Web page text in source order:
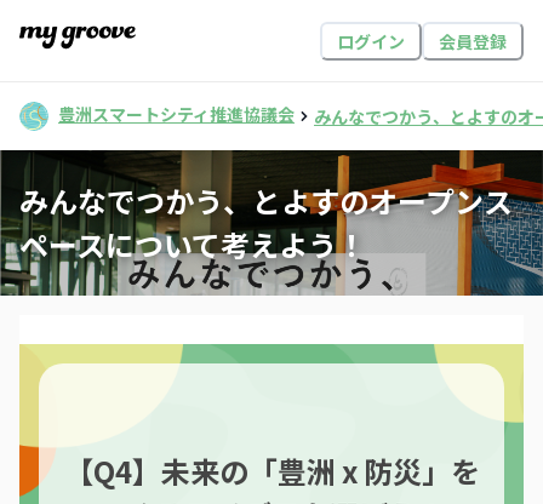
ログイン 会員登録
豊洲スマートシティ推進協議会 みんなでつかう、とよすのオ
みんなでつかう、とよすのオープンス
ペースについて考えよう！
【Q4】未来の「豊洲 x 防災」を